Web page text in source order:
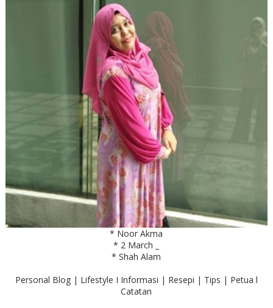
* Noor Akma
* 2 March _
* Shah Alam
Personal Blog | Lifestyle I Informasi | Resepi | Tips | Petua l
Catatan